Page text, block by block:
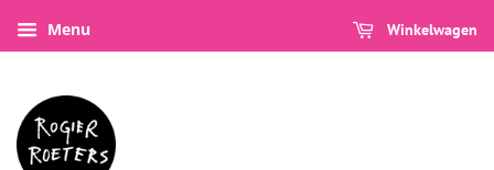
Menu Winkelwagen